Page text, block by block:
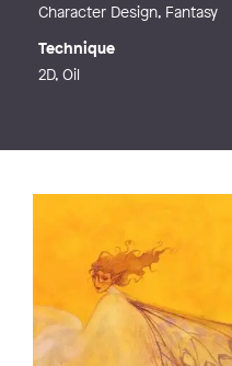
Character Design, Fantasy
Technique
2D, Oil